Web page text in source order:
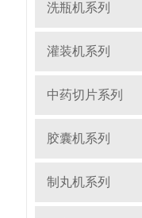
洗瓶机系列
灌装机系列
中药切片系列
胶囊机系列
制丸机系列